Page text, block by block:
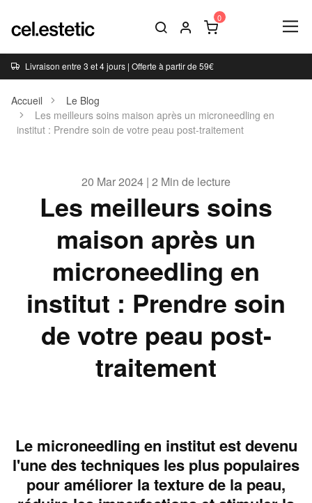
Livraison entre 3 et 4 jours | Offerte à partir de 59€
Accueil
Le Blog
Les meilleurs soins maison après un microneedling en
institut : Prendre soin de votre peau post-traitement
20 Mar 2024 | 2 Min de lecture
Les meilleurs soins
maison après un
microneedling en
institut : Prendre soin
de votre peau post-
traitement
Le microneedling en institut est devenu
l'une des techniques les plus populaires
pour améliorer la texture de la peau,